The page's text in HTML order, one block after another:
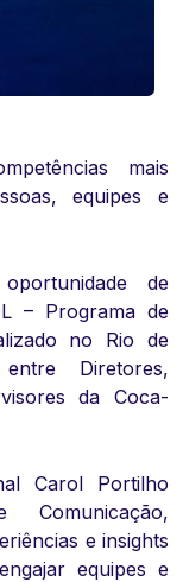
mais
equipes e
de
– Programa de
no Rio de
Diretores,
da Coca-
Carol Portilho
e insights
equipes e